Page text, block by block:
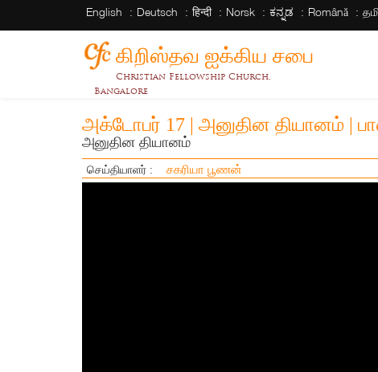
English Deutsch हिन्दी Norsk ಕನ್ನಡ Română
கிறிஸ்தவ ஐக்கிய சபை
Christian Fellowship Church,
Bangalore
அக்டோபர் 17 | அனுதின தியானம் |
அனுதின தியானம்
செய்தியாளர் : சகரியா பூணன்